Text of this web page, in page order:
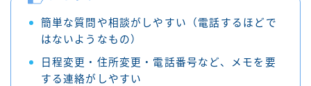
簡単な質問や相談がしやすい（電話するほどで
はないようなもの）
日程変更・住所変更・電話番号など、メモを要
する連絡がしやすい